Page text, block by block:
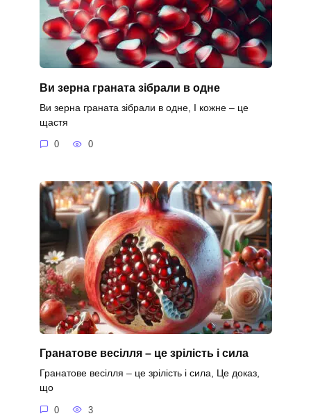
Ви зерна граната зібрали в одне
Ви зерна граната зібрали в одне, І кожне – це
щастя
0 0
Гранатове весілля – це зрілість і сила
Гранатове весілля – це зрілість і сила, Це доказ,
що
0 3